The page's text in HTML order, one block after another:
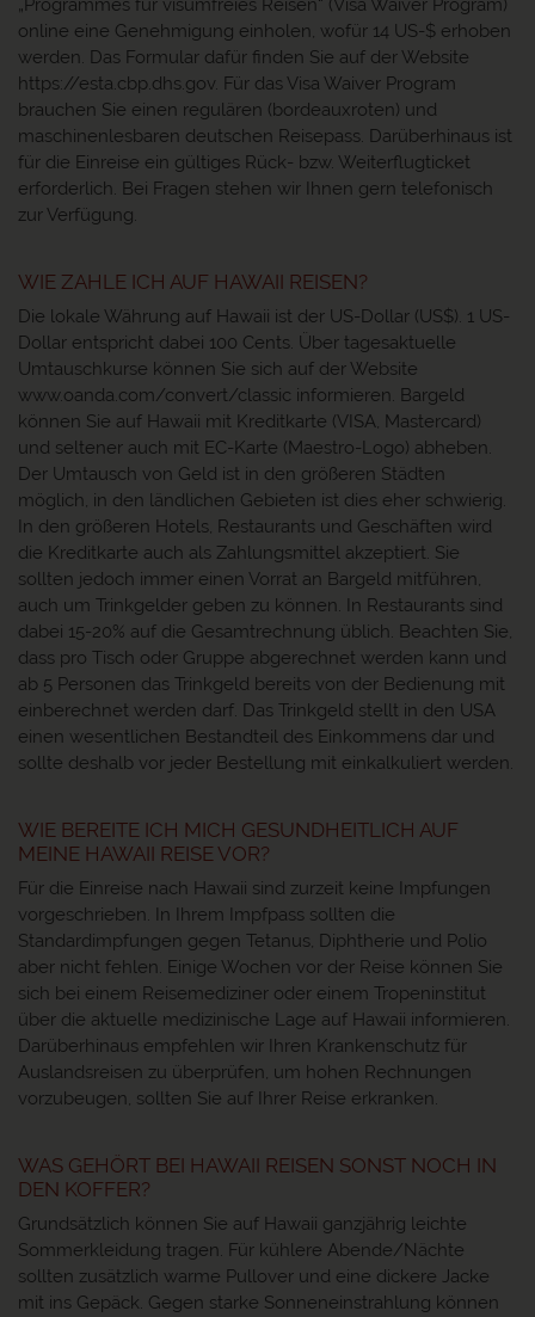
„Programmes für visumfreies Reisen“ (Visa Waiver Program)
online eine Genehmigung einholen, wofür 14 US-$ erhoben
werden. Das Formular dafür finden Sie auf der Website
https://esta.cbp.dhs.gov. Für das Visa Waiver Program
brauchen Sie einen regulären (bordeauxroten) und
maschinenlesbaren deutschen Reisepass. Darüberhinaus ist
für die Einreise ein gültiges Rück- bzw. Weiterflugticket
erforderlich. Bei Fragen stehen wir Ihnen gern telefonisch
zur Verfügung.
WIE ZAHLE ICH AUF HAWAII REISEN?
Die lokale Währung auf Hawaii ist der US-Dollar (US$). 1 US-
Dollar entspricht dabei 100 Cents. Über tagesaktuelle
Umtauschkurse können Sie sich auf der Website
www.oanda.com/convert/classic informieren. Bargeld
können Sie auf Hawaii mit Kreditkarte (VISA, Mastercard)
und seltener auch mit EC-Karte (Maestro-Logo) abheben.
Der Umtausch von Geld ist in den größeren Städten
möglich, in den ländlichen Gebieten ist dies eher schwierig.
In den größeren Hotels, Restaurants und Geschäften wird
die Kreditkarte auch als Zahlungsmittel akzeptiert. Sie
sollten jedoch immer einen Vorrat an Bargeld mitführen,
auch um Trinkgelder geben zu können. In Restaurants sind
dabei 15-20% auf die Gesamtrechnung üblich. Beachten Sie,
dass pro Tisch oder Gruppe abgerechnet werden kann und
ab 5 Personen das Trinkgeld bereits von der Bedienung mit
einberechnet werden darf. Das Trinkgeld stellt in den USA
einen wesentlichen Bestandteil des Einkommens dar und
sollte deshalb vor jeder Bestellung mit einkalkuliert werden.
WIE BEREITE ICH MICH GESUNDHEITLICH AUF
MEINE HAWAII REISE VOR?
Für die Einreise nach Hawaii sind zurzeit keine Impfungen
vorgeschrieben. In Ihrem Impfpass sollten die
Standardimpfungen gegen Tetanus, Diphtherie und Polio
aber nicht fehlen. Einige Wochen vor der Reise können Sie
sich bei einem Reisemediziner oder einem Tropeninstitut
über die aktuelle medizinische Lage auf Hawaii informieren.
Darüberhinaus empfehlen wir Ihren Krankenschutz für
Auslandsreisen zu überprüfen, um hohen Rechnungen
vorzubeugen, sollten Sie auf Ihrer Reise erkranken.
WAS GEHÖRT BEI HAWAII REISEN SONST NOCH IN
DEN KOFFER?
Grundsätzlich können Sie auf Hawaii ganzjährig leichte
Sommerkleidung tragen. Für kühlere Abende/Nächte
sollten zusätzlich warme Pullover und eine dickere Jacke
mit ins Gepäck. Gegen starke Sonneneinstrahlung können